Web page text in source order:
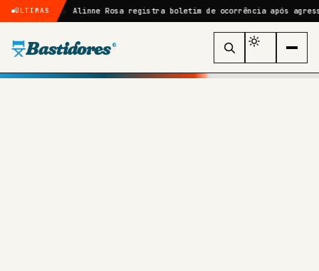
ÚLTIMASAlinne Rosa registra boletim de ocorrência após agressão no
Bastidores ®